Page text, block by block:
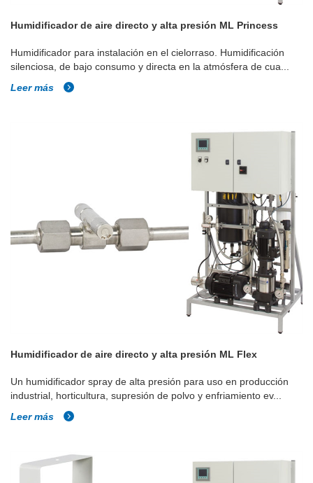
Humidificador de aire directo y alta presión ML Princess
Humidificador para instalación en el cielorraso. Humidificación
silenciosa, de bajo consumo y directa en la atmósfera de cua...
Leer más
Humidificador de aire directo y alta presión ML Flex
Un humidificador spray de alta presión para uso en producción
industrial, horticultura, supresión de polvo y enfriamiento ev...
Leer más